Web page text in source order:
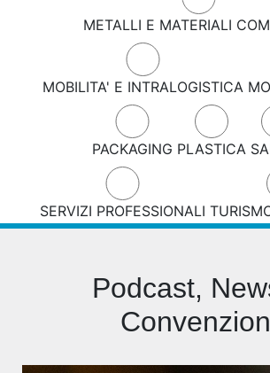
METALLI E MATERIALI
MOBILITA' E INTRALOGISTICA
PACKAGING PLASTICA
SERVIZI PROFESSIONALI
Podcast,